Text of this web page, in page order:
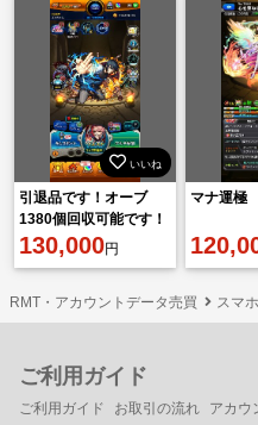
いいね
引退品です！オーブ
1380個回収可能です！
10年の歴史詰まってま
130,000円
マナ運極
RMT・アカウントデータ売買 スマ
ご利用ガイド
ご利用ガイド お取引の流れ アカウ